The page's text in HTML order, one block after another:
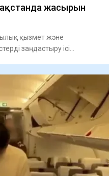
жасырын
қызмет және
заңдастыру ісі